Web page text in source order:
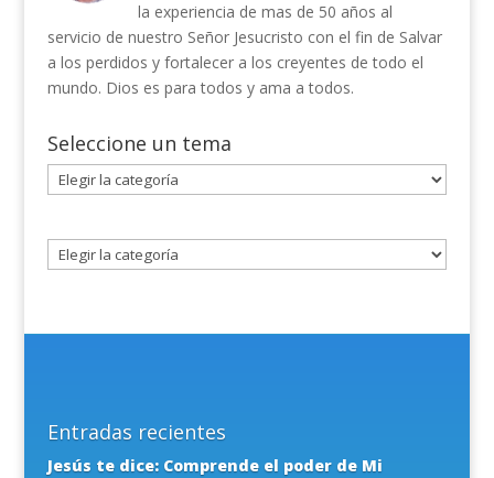
la experiencia de mas de 50 años al
servicio de nuestro Señor Jesucristo con el fin de Salvar
a los perdidos y fortalecer a los creyentes de todo el
mundo. Dios es para todos y ama a todos.
Seleccione un tema
Seleccione
un
Entradas recientes
Jesús te dice: Comprende el poder de Mi